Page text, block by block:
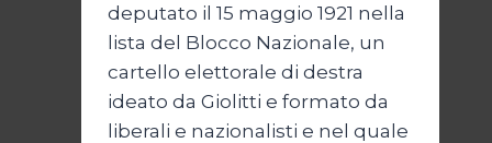
deputato il 15 maggio 1921 nella
lista del Blocco Nazionale, un
cartello elettorale di destra
ideato da Giolitti e formato da
liberali e nazionalisti e nel quale